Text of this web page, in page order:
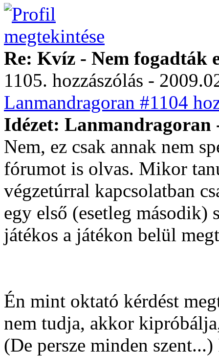
Re: Kvíz - Nem fogadták
1105. hozzászólás -
Lanmandragoran #1104
Idézet: Lanmandragoran
Nem, ez csak annak nem
fórumot is olvas. Mikor
végzetúrral kapcsolatban
egy első (esetleg második)
játékos a játékon belül
Én mint oktató kérdést
nem tudja, akkor
(De persze minden